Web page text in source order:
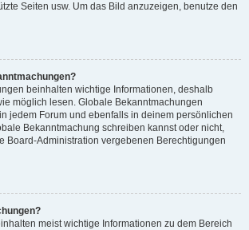
Seiten usw. Um das Bild anzuzeigen, benutze den
beinhalten wichtige Informationen, deshalb
möglich lesen. Globale Bekanntmachungen
jedem Forum und ebenfalls in deinem persönlichen
Bekanntmachung schreiben kannst oder nicht,
Board-Administration vergebenen Berechtigungen
meist wichtige Informationen zu dem Bereich